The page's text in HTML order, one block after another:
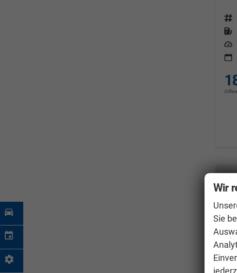
Fahrzeugnr.
Kraftstoff
Leistung
Wir
Sie